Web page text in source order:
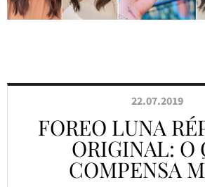
22.07.2019
FOREO LUNA
ORIGINAL: O
COMPENSA